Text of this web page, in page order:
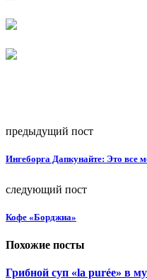
предыдущий пост
Ингеборга Дапкунайте: Это все
следующий пост
Кофе «Борджиа»
Похожие посты
Грибной суп «la purée» в